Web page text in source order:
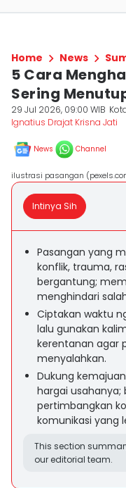
Home News
5 Cara
Sering
29 Jul 2026, 09:00 WIB
Ignatius Drajat Krisna Jati
News Channel
ilustrasi pasangan
Intinya Sih
Pasangan yang
konflik, trauma,
bergantung;
menghindari
Ciptakan waktu
lalu gunakan
kerentanan agar
menyalahkan.
Dukung
hargai
pertimbangkan
komunikasi yang
This section
our editorial team.